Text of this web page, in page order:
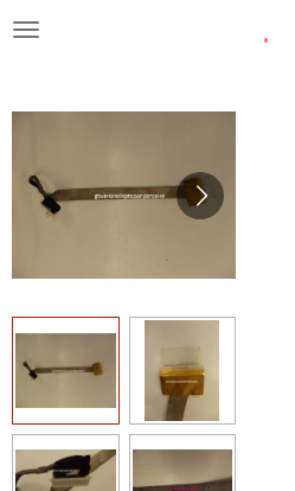
Ga
de
.